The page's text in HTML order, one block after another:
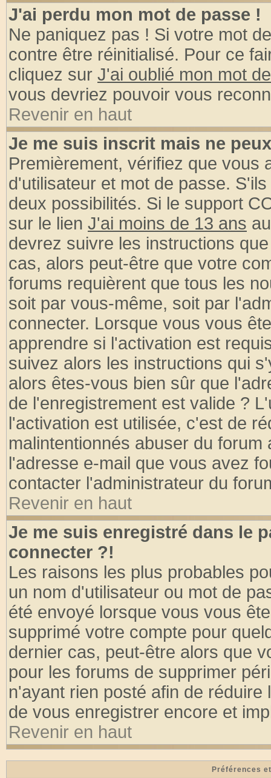
J'ai perdu mon mot de passe !
Ne paniquez pas ! Si votre mot
contre être réinitialisé. Pour ce
cliquez sur J'ai oublié mon mot
vous devriez pouvoir vous
Revenir en haut
Je me suis inscrit mais ne
Premièrement, vérifiez que vous
d'utilisateur et mot de passe.
deux possibilités. Si le support
sur le lien J'ai moins de 13 ans
devrez suivre les instructions
cas, alors peut-être que votre
forums requièrent que tous les
soit par vous-même, soit par
connecter. Lorsque vous vous
apprendre si l'activation est
suivez alors les instructions qui
alors êtes-vous bien sûr que
de l'enregistrement est valide ?
l'activation est utilisée, c'est de
malintentionnés abuser du
l'adresse e-mail que vous avez
contacter l'administrateur du
Revenir en haut
Je me suis enregistré dans le
connecter ?!
Les raisons les plus probables
un nom d'utilisateur ou mot de
été envoyé lorsque vous vous
supprimé votre compte pour
dernier cas, peut-être alors que
pour les forums de supprimer
n'ayant rien posté afin de
de vous enregistrer encore et
Revenir en haut
Préférences